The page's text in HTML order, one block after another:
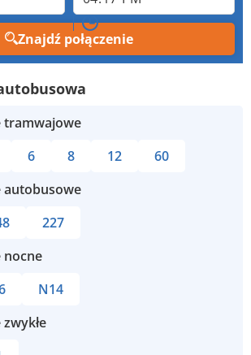
Znajdź połączenie
tramwajowe
6 8 12
60
autobusowe
227
nocne
N14